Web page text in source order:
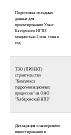
Подготовка исходных
данных для
проектирования Улан-
Баторского НГПЗ
мощностью 2 млн. тонн в
год
ТЭО (ПРОЕКТ)
строительства
"Комплекса
гидрогенизационных
процессов" на ОАО
"Хабаровский НПЗ"
Декларация о намерениях
инвестирования в